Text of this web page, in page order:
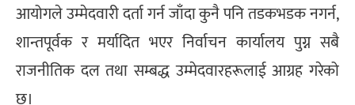
आयोगले उम्मेदवारी दर्ता गर्न जाँदा कुनै पनि तडकभडक नगर्न,
शान्तपूर्वक र मर्यादित भएर निर्वाचन कार्यालय पुग्न सबै
राजनीतिक दल तथा सम्बद्ध उम्मेदवारहरूलाई आग्रह गरेको